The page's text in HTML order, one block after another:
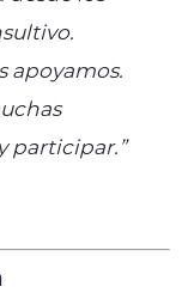
apoyamos.
participar.”